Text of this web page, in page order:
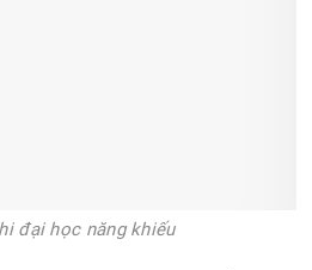
đại học năng khiếu